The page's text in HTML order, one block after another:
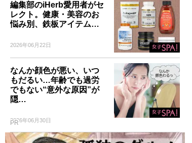
編集部のiHerb愛用者がセ
レクト。健康・美容のお
悩み別、鉄板アイテム…
2026年06月22日
なんか顔色が悪い、いつ
もだるい…年齢でも過労
でもない“意外な原因”が
隠…
2026年06月30日
PR